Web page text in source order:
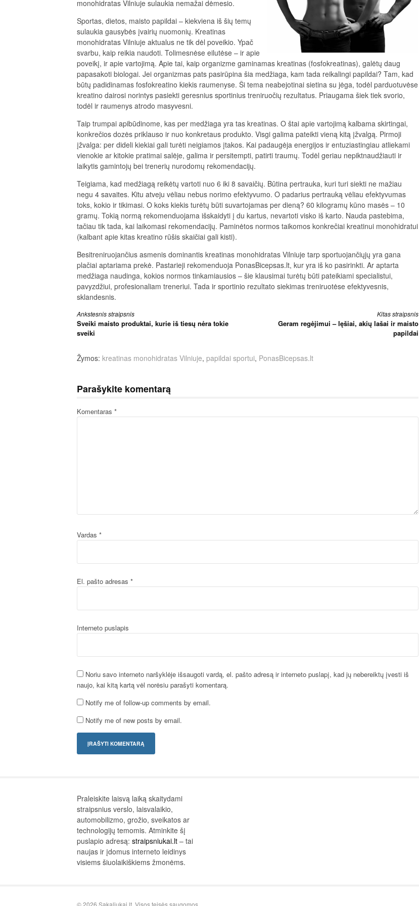
monohidratas Vilniuje sulaukia nemažai dėmesio.
Sportas, dietos, maisto papildai – kiekviena iš šių temų
sulaukia gausybės įvairių nuomonių. Kreatinas
monohidratas Vilniuje aktualus ne tik dėl poveikio. Ypač
svarbu, kaip reikia naudoti. Tolimesnėse eilutėse – ir apie
poveikį, ir apie vartojimą. Apie tai, kaip organizme gaminamas kreatinas (fosfokreatinas), galėtų daug
papasakoti biologai. Jei organizmas pats pasirūpina šia medžiaga, kam tada reikalingi papildai? Tam, kad
būtų padidinamas fosfokreatino kiekis raumenyse. Ši tema neabejotinai sietina su jėga, todėl parduotuvėse
kreatino dairosi norintys pasiekti geresnius sportinius treniruočių rezultatus. Priaugama šiek tiek svorio,
todėl ir raumenys atrodo masyvesni.
Taip trumpai apibūdinome, kas per medžiaga yra tas kreatinas. O štai apie vartojimą kalbama skirtingai,
konkrečios dozės priklauso ir nuo konkretaus produkto. Visgi galima pateikti vieną kitą įžvalgą. Pirmoji
įžvalga: per dideli kiekiai gali turėti neigiamos įtakos. Kai padaugėja energijos ir entuziastingiau atliekami
vienokie ar kitokie pratimai salėje, galima ir persitempti, patirti traumų. Todėl geriau nepiktnaudžiauti ir
laikytis gamintojų bei trenerių nurodomų rekomendacijų.
Teigiama, kad medžiagą reikėtų vartoti nuo 6 iki 8 savaičių. Būtina pertrauka, kuri turi siekti ne mažiau
negu 4 savaites. Kitu atveju vėliau nebus norimo efektyvumo. O padarius pertrauką vėliau efektyvumas
toks, kokio ir tikimasi. O koks kiekis turėtų būti suvartojamas per dieną? 60 kilogramų kūno masės – 10
gramų. Tokią normą rekomenduojama išskaidyti į du kartus, nevartoti visko iš karto. Nauda pastebima,
tačiau tik tada, kai laikomasi rekomendacijų. Paminėtos normos taikomos konkrečiai kreatinui monohidratui
(kalbant apie kitas kreatino rūšis skaičiai gali kisti).
Besitreniruojančius asmenis dominantis kreatinas monohidratas Vilniuje tarp sportuojančiųjų yra gana
plačiai aptariama prekė. Pastarieji rekomenduoja PonasBicepsas.lt, kur yra iš ko pasirinkti. Ar aptarta
medžiaga naudinga, kokios normos tinkamiausios – šie klausimai turėtų būti pateikiami specialistui,
pavyzdžiui, profesionaliam treneriui. Tada ir sportinio rezultato siekimas treniruotėse efektyvesnis,
sklandesnis.
Skaityti
toliau
Ankstesnis straipsnis
Sveiki maisto produktai, kurie iš tiesų nėra tokie
sveiki
Kitas straipsnis
Geram regėjimui – lęšiai, akių lašai ir maisto
papildai
Žymos: kreatinas monohidratas Vilniuje, papildai sportui, PonasBicepsas.lt
Parašykite komentarą
Komentaras *
Vardas *
El. pašto adresas *
Interneto puslapis
Noriu savo interneto naršyklėje išsaugoti vardą, el. pašto adresą ir interneto puslapį, kad jų nebereiktų įvesti iš
naujo, kai kitą kartą vėl norėsiu parašyti komentarą.
Notify me of follow-up comments by email.
Notify me of new posts by email.
Praleiskite laisvą laiką skaitydami
straipsnius verslo, laisvalaikio,
automobilizmo, grožio, sveikatos ar
technologijų temomis. Atminkite šį
puslapio adresą: straipsniukai.lt – tai
naujas ir įdomus interneto leidinys
visiems šiuolaikiškiems žmonėms.
© 2026 Sakaliukai.lt. Visos teisės saugomos.